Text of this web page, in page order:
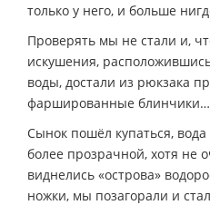
только у него, и больше
Проверять мы не стали и,
искушения,
воды, достали из рюкзака
фаршированные блинчики…
Сынок пошёл купаться, вода
более прозрачной, хотя не
виднелись «острова»
ножки, мы позагорали и